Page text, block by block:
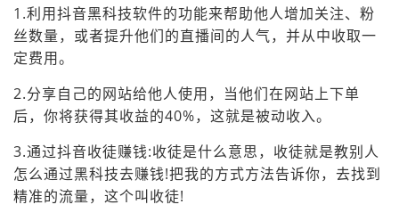
1.利用抖音黑科技软件的功能来帮助他人增加关注、粉
丝数量，或者提升他们的直播间的人气，并从中收取一
定费用。
2.分享自己的网站给他人使用，当他们在网站上下单
后，你将获得其收益的40%，这就是被动收入。
3.通过抖音收徒赚钱:收徒是什么意思，收徒就是教别人
怎么通过黑科技去赚钱!把我的方式方法告诉你，去找到
精准的流量，这个叫收徒!